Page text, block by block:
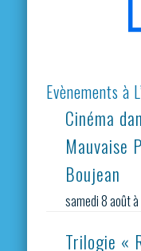
Evènements à
Cinéma
Mauvaise
Boujean
samedi 8 août
Trilogie «